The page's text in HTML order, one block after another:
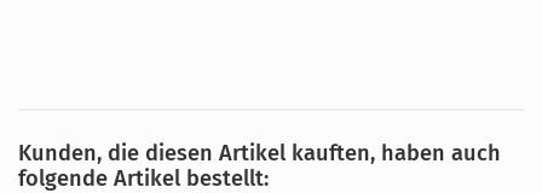
Kunden, die diesen Artikel kauften, haben auch
folgende Artikel bestellt: